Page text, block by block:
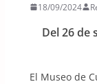
18/09/2024
Del 26 de
El Museo de